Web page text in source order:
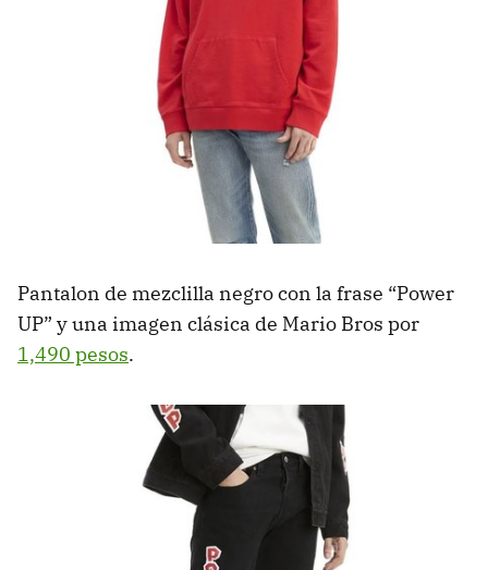
Pantalon de mezclilla negro con la frase “Power
UP” y una imagen clásica de Mario Bros por
1,490 pesos.